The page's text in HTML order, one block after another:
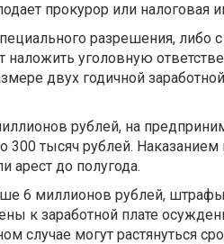
прокурор или налоговая
разрешения, либо
уголовную
двух годичной
рублей, на
тысяч рублей. Наказанием
арест до полугода.
6 миллионов рублей,
к заработной плате
случае могут растянуться